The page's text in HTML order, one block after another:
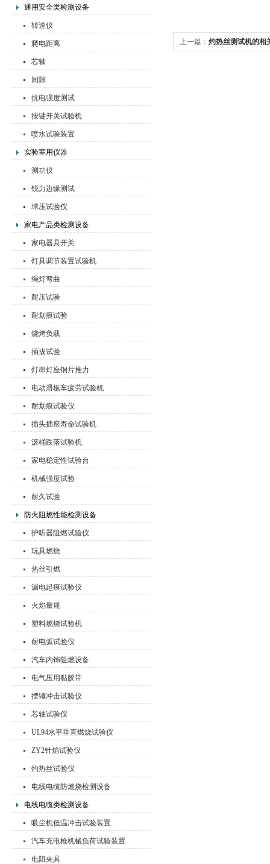
通用安全类检测设备
转速仪
爬电距离
芯轴
间隙
抗电强度测试
按键开关试验机
喷水试验装置
实验室用仪器
测功仪
锐力边缘测试
球压试验仪
家电产品类检测设备
家电器具开关
灯具调节装置试验机
绳灯弯曲
耐压试验
耐划痕试验
烧烤负载
插拔试验
灯串灯座铜片推力
电动滑板车疲劳试验机
耐划痕试验仪
插头插座寿命试验机
滚桶跌落试验机
家电稳定性试验台
机械强度试验
耐久试验
防火阻燃性能检测设备
护听器阻燃试验仪
玩具燃烧
热丝引燃
漏电起痕试验仪
火焰量规
塑料燃烧试验机
耐电弧试验仪
汽车内饰阻燃设备
电气压用黏胶带
摆锤冲击试验仪
芯轴试验仪
UL94水平垂直燃烧试验仪
ZY2针焰试验仪
灼热丝试验仪
电线电缆防燃烧检测设备
电线电缆类检测设备
吸尘机低温冲击试验装置
汽车充电枪机械负荷试验装置
电阻夹具
上一篇： 灼热丝测试机的相